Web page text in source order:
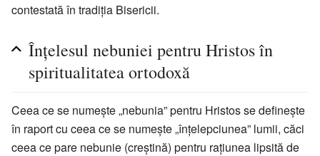
contestată în tradiția Bisericii.
Înțelesul nebuniei pentru Hristos în
spiritualitatea ortodoxă
Ceea ce se numește „nebunia” pentru Hristos se definește
în raport cu ceea ce se numește „înțelepciunea” lumii, căci
ceea ce pare nebunie (creștină) pentru rațiunea lipsită de